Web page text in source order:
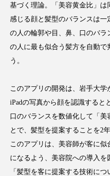
インナービューティーアワ
ウェアラブルデバイス
エクソソーム オーガ
カカイオイル ガジェ
クルエルティフリー
基づく理論。「美容黄金比」は
感じる顔と髪型のバランスは
の人の輪郭や目、鼻、口のバ
の人に最も似合う髪方を自動
う。
このアプリの開発は、岩手大
iPadの写真から顔を認識すると
口のバランスを数値化して「
とで、髪型を提案することを2
このアプリは、美容師が客に
になるよう、美容院への導入
「髪型を客に提案する技術に